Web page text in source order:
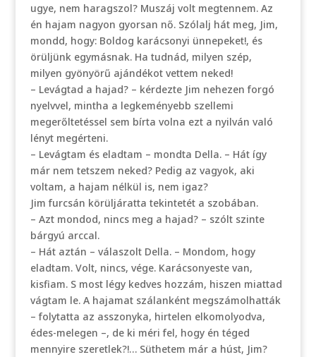
ugye, nem haragszol? Muszáj volt megtennem. Az
én hajam nagyon gyorsan nő. Szólalj hát meg, Jim,
mondd, hogy: Boldog karácsonyi ünnepeket!, és
örüljünk egymásnak. Ha tudnád, milyen szép,
milyen gyönyörű ajándékot vettem neked!
– Levágtad a hajad? – kérdezte Jim nehezen forgó
nyelvvel, mintha a legkeményebb szellemi
megerőltetéssel sem bírta volna ezt a nyilván való
lényt megérteni.
– Levágtam és eladtam – mondta Della. – Hát így
már nem tetszem neked? Pedig az vagyok, aki
voltam, a hajam nélkül is, nem igaz?
Jim furcsán körüljáratta tekintetét a szobában.
– Azt mondod, nincs meg a hajad? – szólt szinte
bárgyú arccal.
– Hát aztán – válaszolt Della. – Mondom, hogy
eladtam. Volt, nincs, vége. Karácsonyeste van,
kisfiam. S most légy kedves hozzám, hiszen miattad
vágtam le. A hajamat szálanként megszámolhatták
– folytatta az asszonyka, hirtelen elkomolyodva,
édes-melegen –, de ki méri fel, hogy én téged
mennyire szeretlek?!… Süthetem már a húst, Jim?